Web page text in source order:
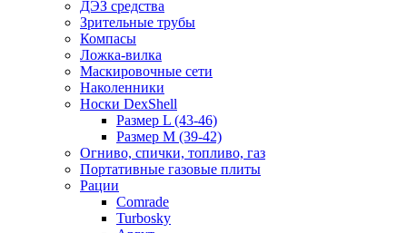
ДЭЗ средства
Зрительные трубы
Компасы
Ложка-вилка
Маскировочные сети
Наколенники
Носки DexShell
Размер L (43-46)
Размер M (39-42)
Огниво, спички, топливо, газ
Портативные газовые плиты
Рации
Comrade
Turbosky